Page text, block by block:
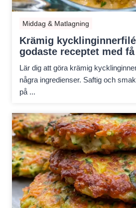
Middag & Matlagning
Krämig
godaste receptet med
Lär dig att göra krämig
några ingredienser. Saftig och
på ...